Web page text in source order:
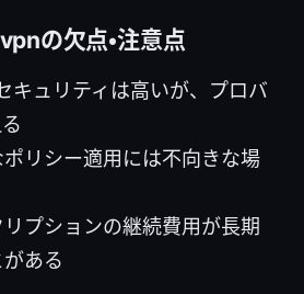
の欠点・注意点
キュリティは高いが、プロバ
リシー適用には不向きな場
プションの継続費用が長期
ある